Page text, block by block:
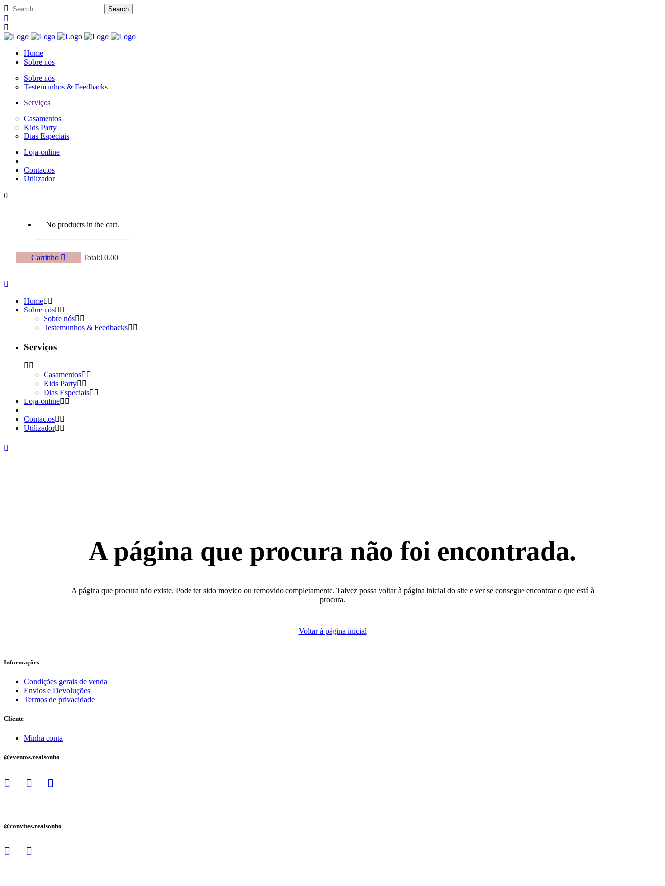
Home
Sobre nós
Sobre nós
Testemunhos & Feedbacks
Serviços
Casamentos
Kids Party
Dias Especiais
Loja-online
Contactos
Utilizador
0
No products in the cart.
Carrinho Total:€0.00
Home
Sobre nós
Sobre nós
Testemunhos & Feedbacks
Serviços
Casamentos
Kids Party
Dias Especiais
Loja-online
Contactos
Utilizador
A página que procura não foi encontrada.
A página que procura não existe. Pode ter sido movido ou removido completamente. Talvez possa voltar à página inicial do site e ver se consegue encontrar o que está à
procura.
Voltar à página inicial
Informações
Condições gerais de venda
Envios e Devoluções
Termos de privacidade
Cliente
Minha conta
@eventos.realsonho
@convites.realsonho